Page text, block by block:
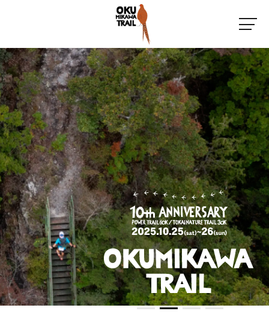
お知らせ
コンセプト
大会概要
コースマップ
アクセス
フォトギャラリー
よくあるご質問
ENTRY